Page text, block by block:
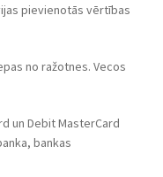
pievienotās vērtības
no ražotnes. Vecos
un Debit MasterCard
bankas